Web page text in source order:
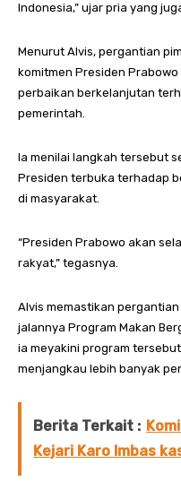
Indonesia,” ujar pria yang
Menurut Alvis, pergantian
komitmen Presiden
perbaikan berkelanjutan
pemerintah.
Ia menilai langkah tersebut
Presiden terbuka terhadap
di masyarakat.
“Presiden Prabowo akan
rakyat,” tegasnya.
Alvis memastikan
jalannya Program Makan
ia meyakini program
menjangkau lebih banyak
Berita Terkait :
Kejari Karo Imbas